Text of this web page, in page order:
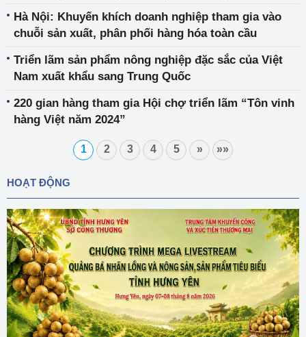
Hà Nội: Khuyến khích doanh nghiệp tham gia vào
chuỗi sản xuất, phân phối hàng hóa toàn cầu
Triển lãm sản phẩm nông nghiệp đặc sắc của Việt
Nam xuất khẩu sang Trung Quốc
220 gian hàng tham gia Hội chợ triển lãm “Tôn vinh
hàng Việt năm 2024”
1 2 3 4 5 » »»
HOẠT ĐỘNG